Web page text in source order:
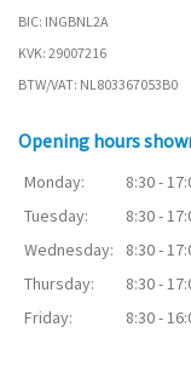
BIC: INGBNL2A
KVK: 29007216
BTW/VAT: NL803367053B0
Opening hours
Monday: 8:30 -
Tuesday:
8:30 -
Wednesday:
8:30 -
Thursday:
8:30 -
Friday:
8:30 -